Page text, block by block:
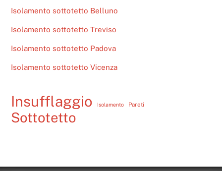
Isolamento sottotetto Belluno
Isolamento sottotetto Treviso
Isolamento sottotetto Padova
Isolamento sottotetto Vicenza
Insufflaggio Isolamento Pareti
Sottotetto